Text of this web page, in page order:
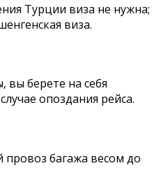
Турции виза не нужна;
виза.
вы берете на себя
опоздания рейса.
провоз багажа весом до